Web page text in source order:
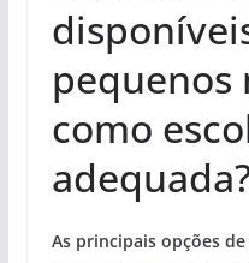
pequenos
como
As principais opções